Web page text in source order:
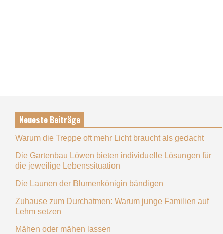
Neueste Beiträge
Warum die Treppe oft mehr Licht braucht als gedacht
Die Gartenbau Löwen bieten individuelle Lösungen für
die jeweilige Lebenssituation
Die Launen der Blumenkönigin bändigen
Zuhause zum Durchatmen: Warum junge Familien auf
Lehm setzen
Mähen oder mähen lassen